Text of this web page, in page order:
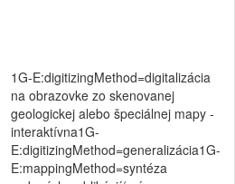
1G-E:digitizingMethod=digitalizácia
na obrazovke zo skenovanej
geologickej alebo špeciálnej mapy -
interaktívna1G-
E:digitizingMethod=generalizácia1G-
E:mappingMethod=syntéza